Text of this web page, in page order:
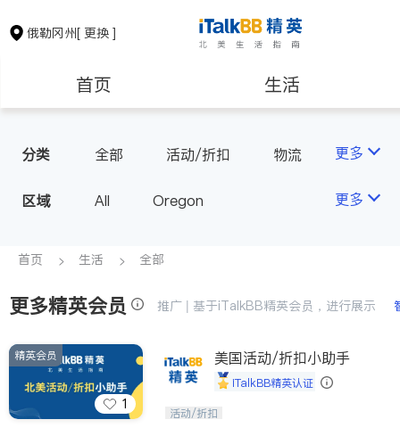
俄勒冈州[ 更换 ]
首页 生活
保险理财
建筑装修
养老 非盈利组织
分类 全部 活动/折扣 物流 更多
区域 All Oregon 更多
首页 生活 全部
更多精英会员 推广 | 基于iTalkBB精英会员，进行展示
1
精英会员 美国活动/折扣小助手
iTalkBB精英认证
iTalkBB精英 官方账号。您的美国生活
活动/折扣